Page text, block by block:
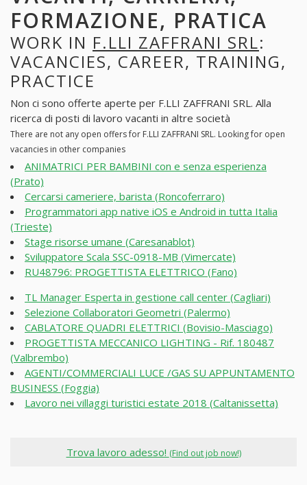
FORMAZIONE, PRATICA
WORK IN F.LLI ZAFFRANI SRL:
VACANCIES, CAREER, TRAINING,
PRACTICE
Non ci sono offerte aperte per F.LLI ZAFFRANI SRL. Alla
ricerca di posti di lavoro vacanti in altre società
There are not any open offers for F.LLI ZAFFRANI SRL. Looking for open
vacancies in other companies
ANIMATRICI PER BAMBINI con e senza esperienza
(Prato)
Cercarsi cameriere, barista (Roncoferraro)
Programmatori app native iOS e Android in tutta Italia
(Trieste)
Stage risorse umane (Caresanablot)
Sviluppatore Scala SSC-0918-MB (Vimercate)
RU48796: PROGETTISTA ELETTRICO (Fano)
TL Manager Esperta in gestione call center (Cagliari)
Selezione Collaboratori Geometri (Palermo)
CABLATORE QUADRI ELETTRICI (Bovisio-Masciago)
PROGETTISTA MECCANICO LIGHTING - Rif. 180487
(Valbrembo)
AGENTI/COMMERCIALI LUCE /GAS SU APPUNTAMENTO
BUSINESS (Foggia)
Lavoro nei villaggi turistici estate 2018 (Caltanissetta)
Trova lavoro adesso! (Find out job now!)